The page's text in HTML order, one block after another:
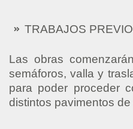
TRABAJOS
Las obras
semáforos, valla y
para poder proceder
distintos pavimentos